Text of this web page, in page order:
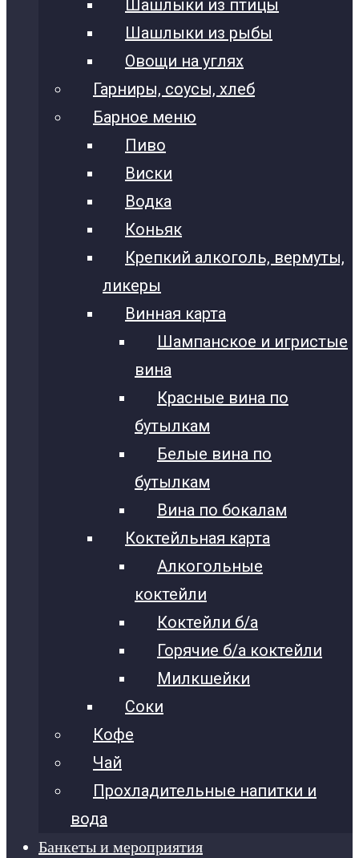
Шашлыки из птицы
Шашлыки из рыбы
Овощи на углях
Гарниры, соусы, хлеб
Барное меню
Пиво
Виски
Водка
Коньяк
Крепкий алкоголь, вермуты,
ликеры
Винная карта
Шампанское и игристые
вина
Красные вина по
бутылкам
Белые вина по
бутылкам
Вина по бокалам
Коктейльная карта
Алкогольные
коктейли
Коктейли б/а
Горячие б/а коктейли
Милкшейки
Соки
Кофе
Чай
Прохладительные напитки и
вода
Банкеты и мероприятия